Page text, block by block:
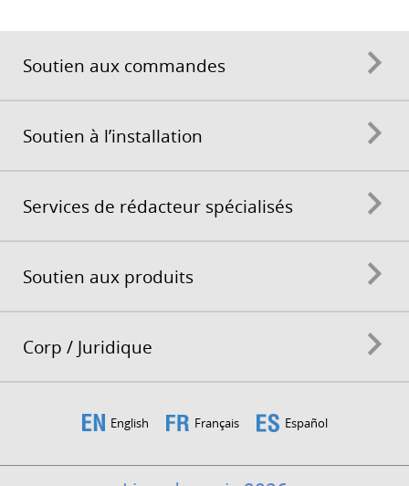
Soutien aux commandes
Soutien à l’installation
Services de rédacteur spécialisés
Soutien aux produits
Corp / Juridique
English Français Español